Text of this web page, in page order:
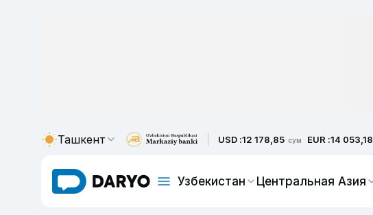
Ташкент USD :12 178,85 сум EUR :14 053,18
Узбекистан Центральная Азия